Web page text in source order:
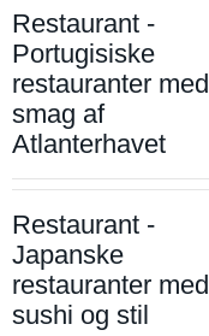
Restaurant -
Portugisiske
restauranter med
smag af
Atlanterhavet
Restaurant -
Japanske
restauranter med
sushi og stil